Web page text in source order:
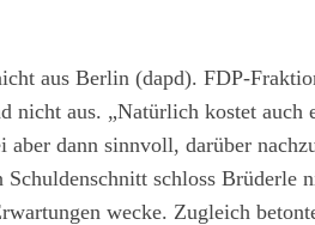
Berlin (dapd). FDP-
aus. „Natürlich kostet auch
dann sinnvoll, darüber
schloss Brüderle
wecke. Zugleich